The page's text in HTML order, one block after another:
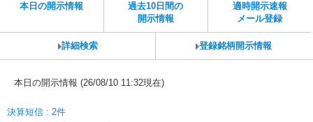
本日の開示情報
過去10日間の
開示情報
適時開示速報
メール登録
詳細検索 登録銘柄開示情報
本日の開示情報 (26/08/10 11:32現在)
決算短信 : 2件